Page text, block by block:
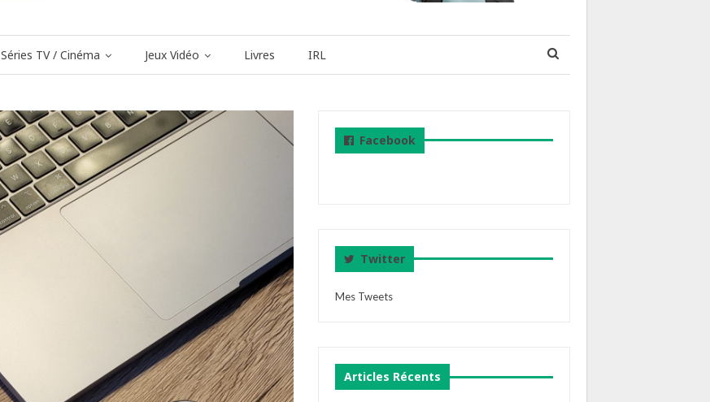
Séries TV / Cinéma Jeux Vidéo Livres IRL
Facebook
Twitter
Mes Tweets
Articles Récents